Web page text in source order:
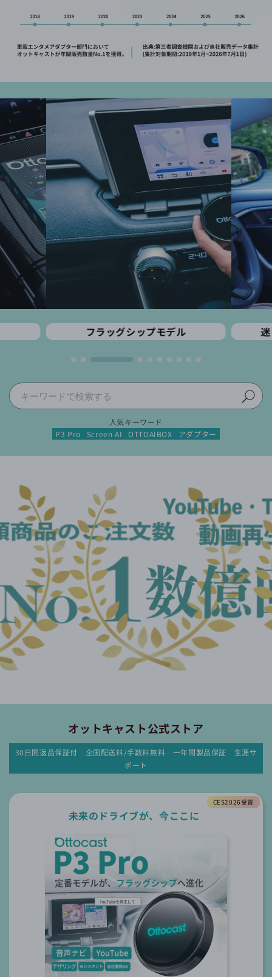
フラッグシップモデル
人気キーワード
P3 Pro
Screen AI OTTOAIBOX アダプター
オットキャスト公式ストア
30日間返品保証付 全国配送料/手数料無料 一年間製品保証 生涯サ
ポート
CES2026受賞
未来のドライブが、今ここに